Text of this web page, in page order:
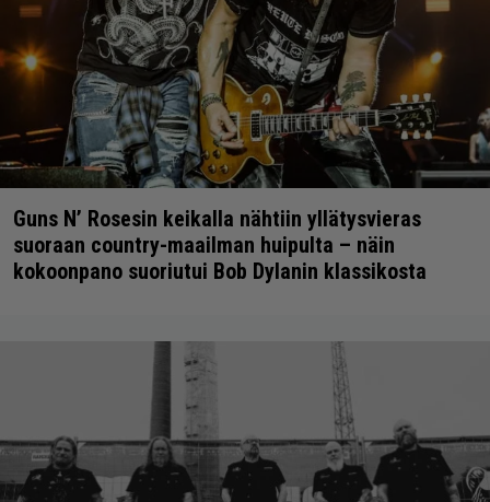
Guns N’ Rosesin keikalla nähtiin yllätysvieras
suoraan country-maailman huipulta – näin
kokoonpano suoriutui Bob Dylanin klassikosta